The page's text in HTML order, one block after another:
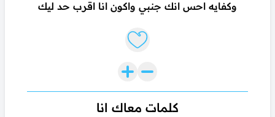
وكفايه احس انك جنبي واكون انا اقرب حد ليك
Like lyrics
كلمات معاك انا